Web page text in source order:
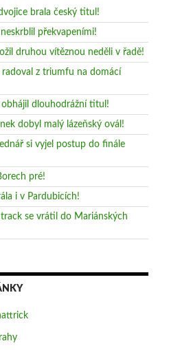
brala český titul!
překvapeními!
druhou vítěznou neděli v řadě!
radoval z triumfu na domácí
dlouhodrážní titul!
dobyl malý lázeňský ovál!
si vyjel postup do finále
pré!
i v Pardubicích!
se vrátil do Mariánských